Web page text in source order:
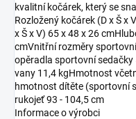
kvalitní kočárek, který se
Rozložený kočárek (D x Š x
x Š x V) 65 x 48 x 26
cmVnitřní rozměry
opěradla sportovní
vany 11,4 kgHmotnost
hmotnost dítěte (sportovní
rukojeť 93 - 104,5 cm
Informace o výrobci